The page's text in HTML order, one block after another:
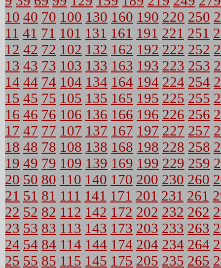
10 40 70 100 130 160 190 220 250
11 41 71 101 131 161 191 221 251
12 42 72 102 132 162 192 222 252
13 43 73 103 133 163 193 223 253
14 44 74 104 134 164 194 224 254
15 45 75 105 135 165 195 225 255
16 46 76 106 136 166 196 226 256
17 47 77 107 137 167 197 227 257
18 48 78 108 138 168 198 228 258
19 49 79 109 139 169 199 229 259
20 50 80 110 140 170 200 230 260
21 51 81 111 141 171 201 231 261
22 52 82 112 142 172 202 232 262
23 53 83 113 143 173 203 233 263
24 54 84 114 144 174 204 234 264
25 55 85 115 145 175 205 235 265